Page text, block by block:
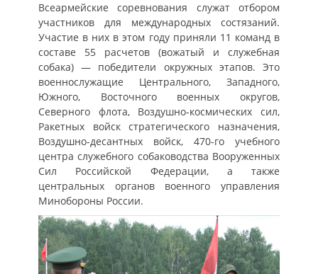
Всеармейские соревнования служат отбором
участников для международных состязаний.
Участие в них в этом году приняли 11 команд в
составе 55 расчетов (вожатый и служебная
собака) — победители окружных этапов. Это
военнослужащие Центрального, Западного,
Южного, Восточного военных округов,
Северного флота, Воздушно-космических сил,
Ракетных войск стратегического назначения,
Воздушно-десантных войск, 470-го учебного
центра служебного собаководства Вооруженных
Сил Российской Федерации, а также
центральных органов военного управления
Минобороны России.